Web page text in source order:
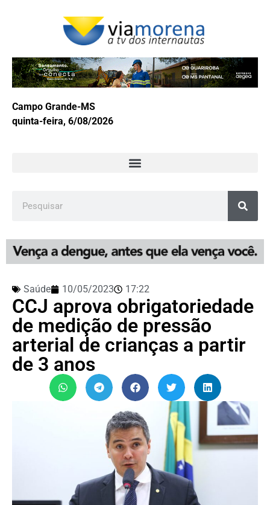
Campo Grande-MS
quinta-feira, 6/08/2026
Saúde 10/05/2023 17:22
CCJ aprova obrigatoriedade
de medição de pressão
arterial de crianças a partir
de 3 anos